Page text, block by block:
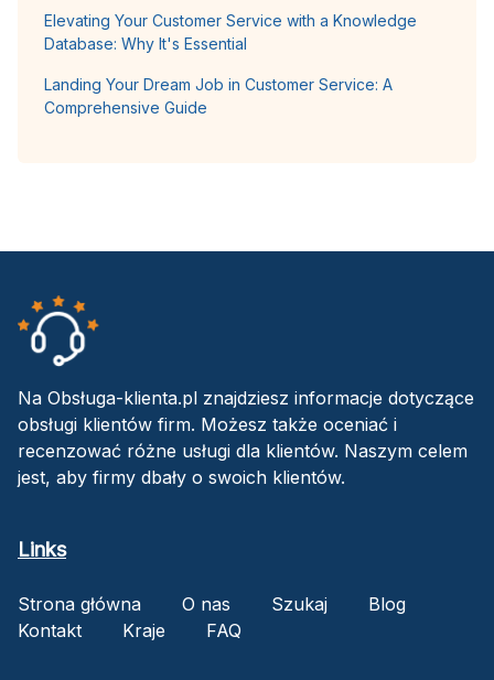
Elevating Your Customer Service with a Knowledge
Database: Why It's Essential
Landing Your Dream Job in Customer Service: A
Comprehensive Guide
Na Obsługa-klienta.pl znajdziesz informacje dotyczące
obsługi klientów firm. Możesz także oceniać i
recenzować różne usługi dla klientów. Naszym celem
jest, aby firmy dbały o swoich klientów.
Links
Strona główna O nas Szukaj
Blog
Kontakt
Kraje FAQ